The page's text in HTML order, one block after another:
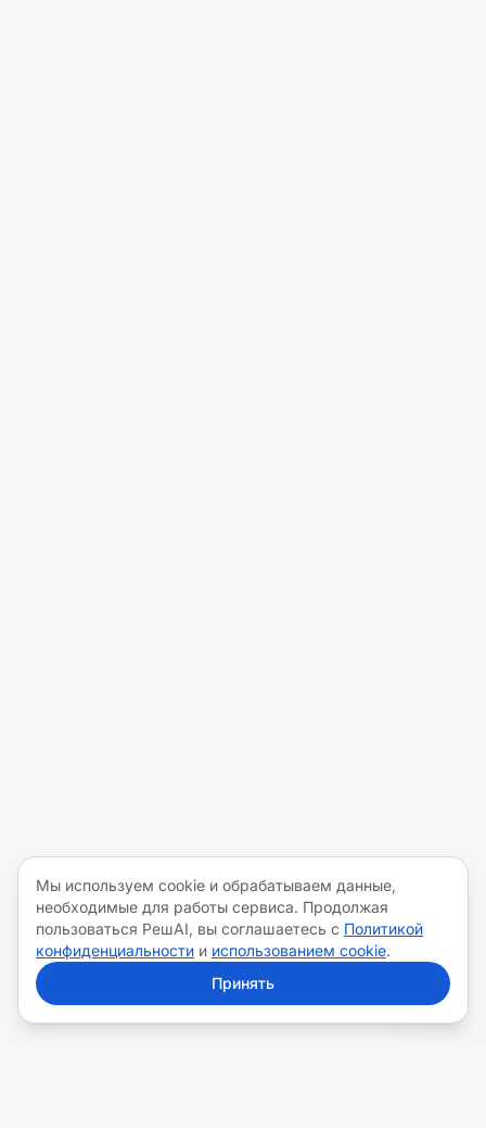
Мы используем cookie и обрабатываем данные,
необходимые для работы сервиса. Продолжая
пользоваться РешAI, вы соглашаетесь с Политикой
конфиденциальности и использованием cookie.
Принять